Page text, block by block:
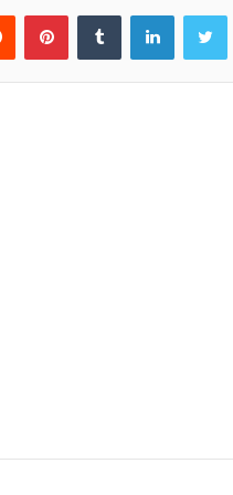
فيسبوك لينكدإن بينتيريست